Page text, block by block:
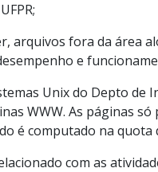
arquivos fora da área
e
Unix do Depto de
WWW. As páginas só
é computado na quota
com as